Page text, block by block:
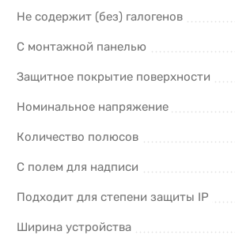
Не содержит (без) галогенов
С монтажной панелью
Защитное покрытие поверхности
Номинальное напряжение
Количество полюсов
С полем для надписи
Подходит для степени защиты IP
Ширина устройства